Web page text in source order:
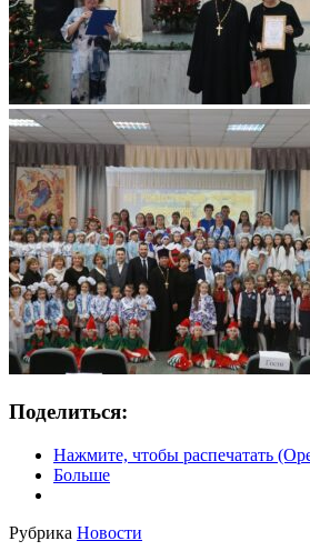
Поделиться:
Нажмите, чтобы распечатать
Больше
Рубрика Новости